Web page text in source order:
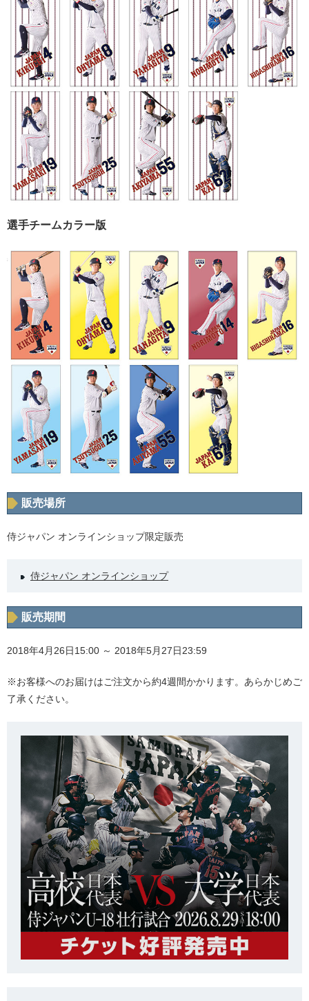
選手チームカラー版
販売場所
侍ジャパン オンラインショップ限定販売
侍ジャパン オンラインショップ
販売期間
2018年4月26日15:00 ～ 2018年5月27日23:59
※お客様へのお届けはご注文から約4週間かかります。あらかじめご
了承ください。